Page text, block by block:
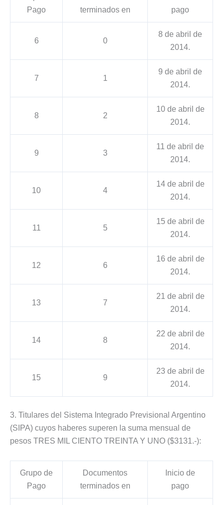
Pago
terminados en
pago
6 0
8 de abril de
2014.
7 1
9 de abril de
2014.
8 2
10 de abril de
2014.
9 3
11 de abril de
2014.
10 4
14 de abril de
2014.
11 5
15 de abril de
2014.
12 6
16 de abril de
2014.
13 7
21 de abril de
2014.
14 8
22 de abril de
2014.
15 9
23 de abril de
2014.
3. Titulares del Sistema Integrado Previsional Argentino
(SIPA) cuyos haberes superen la suma mensual de
pesos TRES MIL CIENTO TREINTA Y UNO ($3131.-):
Grupo de
Pago
Documentos
terminados en
Inicio de
pago